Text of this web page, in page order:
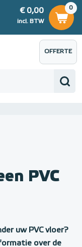
0
€ 0,00
incl. BTW
€ 0,00
OFFERTE
AANVRAGEN
PVC
uw PVC vloer?
over de